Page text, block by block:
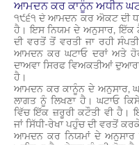
ਆਮਦਨ ਕਰ ਕਾਨੂੰਨ ਅਧੀਨ
੧੯੬੧ ਦੇ ਆਮਦਨ ਕਰ ਐਕਟ ਦੀ
ਹੈ। ਇਸ ਨਿਯਮ ਦੇ ਅਨੁਸਾਰ, ਇੱਕ
ਦੀ ਵਰਤੋਂ ਤੋਂ ਵਰਤੀ ਜਾ ਰਹੀ
ਆਮਦਨ ਕਰ ਘਟਾਓ ਦਰਾਂ ਅਤੇ
ਦਾਅਵਾ ਸਿਰਫ ਵਿਅਕਤੀਆਂ ਦੁਆਰਾ
ਹੈ।
ਆਮਦਨ ਕਰ ਕਾਨੂੰਨ ਦੇ ਅਨੁਸਾਰ,
ਲਾਗਤ ਨੂੰ ਲਿਖਣਾ ਹੈ। ਘਟਾਓ
ਵਿੱਚ ਇੱਕ ਜ਼ਰੂਰੀ ਕਟੌਤੀ ਵੀ ਹੈ।
ਜਾਂ ਸਿੱਧੀ-ਰੇਖਾ ਪਹੁੰਚ ਦੀ ਵਰਤੋਂ
ਆਮਦਨ ਕਰ ਨਿਯਮਾਂ ਦੇ ਅਨੁਸਾਰ